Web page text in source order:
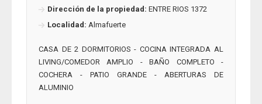
Dirección de la propiedad: ENTRE RIOS 1372
Localidad: Almafuerte
CASA DE 2 DORMITORIOS - COCINA INTEGRADA AL
LIVING/COMEDOR AMPLIO - BAÑO COMPLETO -
COCHERA - PATIO GRANDE - ABERTURAS DE
ALUMINIO